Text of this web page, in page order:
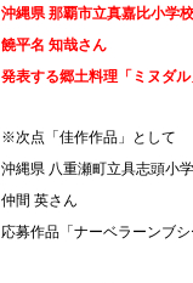
沖縄県 那覇市立真嘉比小学
饒平名 知哉さん
発表する郷土料理「ミヌダ
※次点「佳作作品」として
沖縄県 八重瀬町立具志頭小
仲間 英さん
応募作品「ナーベラーンブ